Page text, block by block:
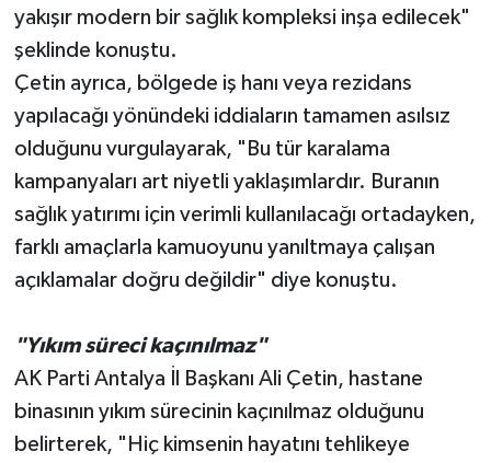
yakışır modern bir sağlık kompleksi inşa edilecek"
şeklinde konuştu.
Çetin ayrıca, bölgede iş hanı veya rezidans
yapılacağı yönündeki iddiaların tamamen asılsız
olduğunu vurgulayarak, "Bu tür karalama
kampanyaları art niyetli yaklaşımlardır. Buranın
sağlık yatırımı için verimli kullanılacağı ortadayken,
farklı amaçlarla kamuoyunu yanıltmaya çalışan
açıklamalar doğru değildir" diye konuştu.
"Yıkım süreci kaçınılmaz"
AK Parti Antalya İl Başkanı Ali Çetin, hastane
binasının yıkım sürecinin kaçınılmaz olduğunu
belirterek, "Hiç kimsenin hayatını tehlikeye